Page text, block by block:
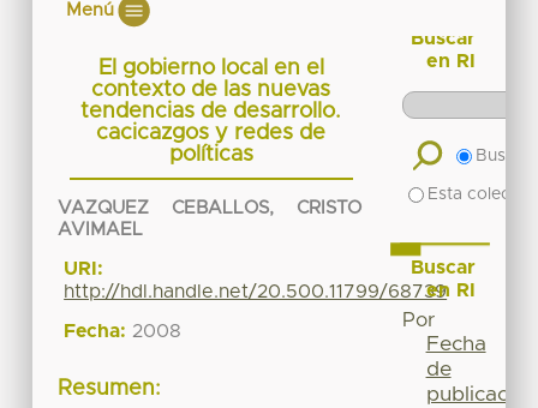
Menú
El gobierno local en el
contexto de las nuevas
tendencias de desarrollo.
cacicazgos y redes de
políticas
VAZQUEZ CEBALLOS, CRISTO
AVIMAEL
URI:
http://hdl.handle.net/20.500.11799/68739
Fecha: 2008
Resumen:
Buscar
en RI
Buscar
Esta
Buscar
en RI
Por
Fecha
de
publicación